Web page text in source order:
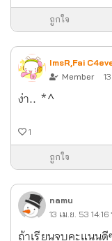
ถูกใจ
ImsR,Fai
Member
ง่า.. *^
1
ถูกใจ
namu
13 เม.ย. 53 14:16
ถ้าเรียนจบคะแนน